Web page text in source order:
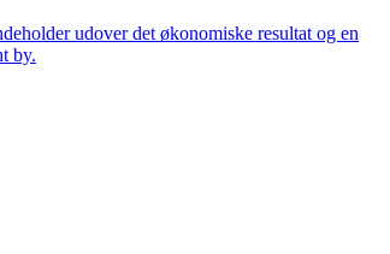
udover det økonomiske resultat og en
by.